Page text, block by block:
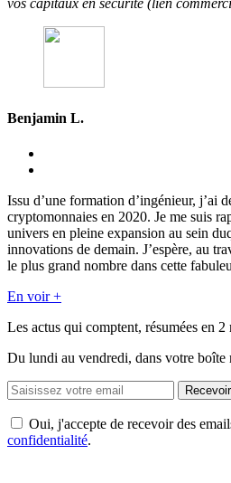
Benjamin L.
Issu d’une formation d’ingénieur, j’ai
cryptomonnaies en 2020. Je me suis
univers en pleine expansion au sein
innovations de demain. J’espère, au
le plus grand nombre dans cette
En voir +
Les actus qui comptent, résumées en 2
Du lundi au vendredi, dans votre boîte
Recevoir
Oui, j'accepte de recevoir des
confidentialité.